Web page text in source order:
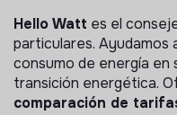
Hello Watt es el
particulares. Ayudamos
consumo de energía en
transición energética.
comparación de